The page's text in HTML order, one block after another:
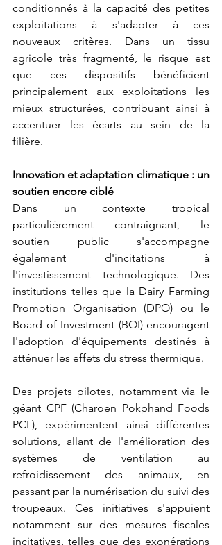
conditionnés à la capacité des petites
exploitations à s'adapter à ces
nouveaux critères. Dans un tissu
agricole très fragmenté, le risque est
que ces dispositifs bénéficient
principalement aux exploitations les
mieux structurées, contribuant ainsi à
accentuer les écarts au sein de la
filière.
Innovation et adaptation climatique : un
soutien encore ciblé
Dans un contexte tropical
particulièrement contraignant, le
soutien public s'accompagne
également d'incitations à
l'investissement technologique. Des
institutions telles que la Dairy Farming
Promotion Organisation (DPO) ou le
Board of Investment (BOI) encouragent
l'adoption d'équipements destinés à
atténuer les effets du stress thermique.
Des projets pilotes, notamment via le
géant CPF (Charoen Pokphand Foods
PCL) , expérimentent ainsi différentes
solutions, allant de l'amélioration des
systèmes de ventilation au
refroidissement des animaux, en
passant par la numérisation du suivi des
troupeaux. Ces initiatives s'appuient
notamment sur des mesures fiscales
incitatives, telles que des exonérations